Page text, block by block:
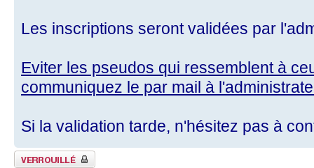
Les inscriptions seront validées par
Eviter les pseudos qui ressemblent à
communiquez le par mail à
Si la validation tarde, n'hésitez pas à
Sujet verrouillé